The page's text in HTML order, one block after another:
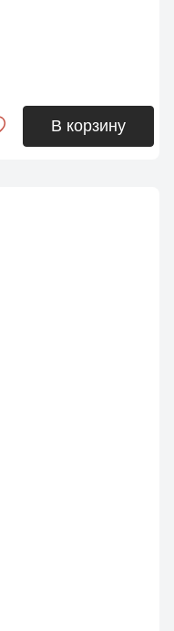
В корзину